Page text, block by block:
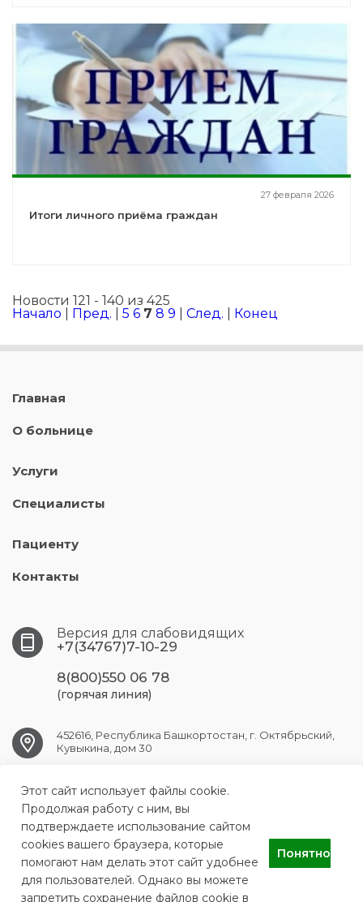
27 февраля 2026
Итоги личного приёма граждан
Новости 121 - 140 из 425
Начало
Пред. 5 6 7 8 9 След. Конец
Главная
О больнице
Услуги
Специалисты
Пациенту
Контакты
Версия для слабовидящих
+7(34767)7-10-29
8(800)550 06 78
(горячая линия)
452616, Республика Башкортостан, г. Октябрьский,
Кувыкина, дом 30
OKT.GB1@doctorrb.ru
ГБУЗ РБ Городская больница №1 г.Октябрьский
Этот сайт использует файлы cookie.
Продолжая работу с ним, вы
подтверждаете использование сайтом
cookies вашего браузера, которые
помогают нам делать этот сайт удобнее
для пользователей. Однако вы можете
запретить сохранение файлов cookie в
Понятно